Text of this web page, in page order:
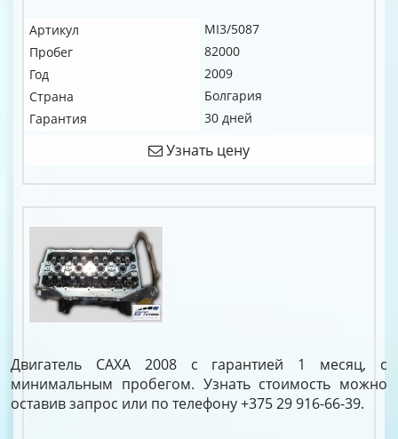
Артикул
MI3/5087
Пробег
82000
Год
2009
Страна
Болгария
Гарантия
30 дней
Узнать цену
Двигатель CAXA 2008 с гарантией 1 месяц, с
минимальным пробегом. Узнать стоимость можно
оставив запрос или по телефону +375 29 916-66-39.